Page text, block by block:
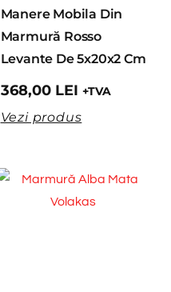
Manere Mobila Din
Marmură Rosso
Levante De 5x20x2 Cm
368,00 LEI +TVA
Vezi produs